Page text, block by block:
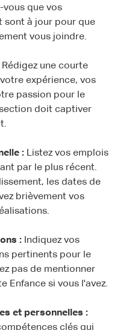
vous que vos
sont à jour pour que
vous joindre.
Rédigez une courte
expérience, vos
passion pour le
doit captiver
: Listez vos emplois
par le plus récent.
les dates de
brièvement vos
: Indiquez vos
pertinents pour le
pas de mentionner
Enfance si vous l'avez.
et personnelles :
clés qui